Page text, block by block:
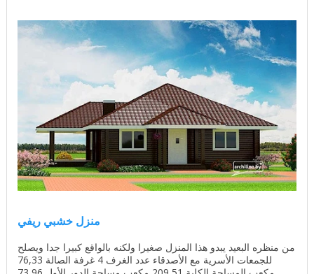
منزل خشبي ريفي
من منظره البعيد يبدو هذا المنزل صغيرا ولكنه بالواقع كبيرا جدا ويصلح
للجمعات الأسرية مع الأصدقاء عدد الغرف 4 غرفة الصالة 76,33